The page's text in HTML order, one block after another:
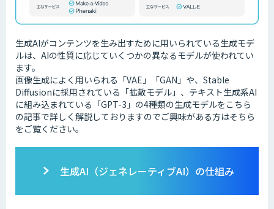
生成AIがコンテンツを生み出すために用いられている生成モデ
ルは、AIの性質に応じていくつかの異なるモデルが使われてい
ます。
画像生成によく用いられる「VAE」「GAN」や、Stable
Diffusionに採用されている「拡散モデル」、テキスト生成系AI
に組み込まれている「GPT-3」の4種類の生成モデルをこちら
の記事で詳しく解説しておりますのでご興味がある方はそちら
をご覧ください。
生成AI（ジェネレーティブAI）の仕組み